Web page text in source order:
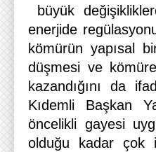
büyük
enerjide
kömürün yapısal
düşmesi ve
kazandığını da
Kıdemli Başkan
öncelikli gayesi
olduğu kadar çok